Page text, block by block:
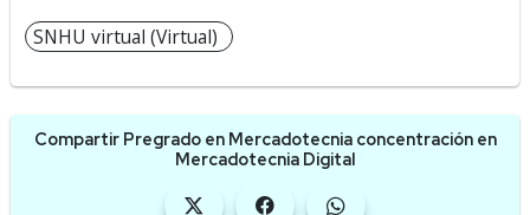
SNHU virtual (Virtual)
Compartir Pregrado en Mercadotecnia concentración en
Mercadotecnia Digital